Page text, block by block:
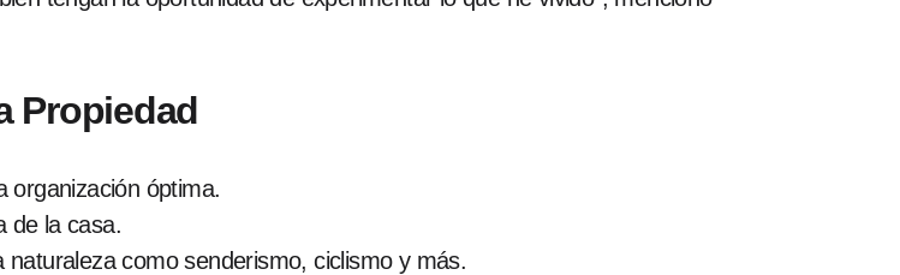
Propiedad
organización óptima.
de la casa.
como senderismo, ciclismo y más.